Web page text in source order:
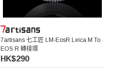
7artisans 七工匠 LM-EosR Leica M To
EOS R 轉接環
HK$290